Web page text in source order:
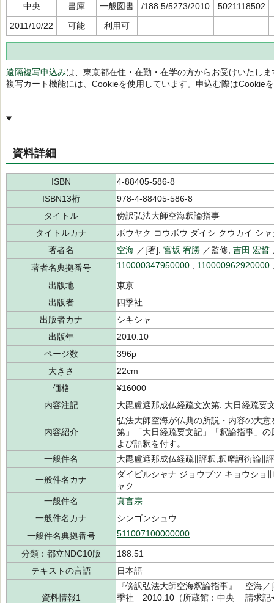
中央
書庫 一般図書 /188.5/5273/2010
5021118502
2011/10/22
可能 利用可
遠隔複写申込みは、東京都在住・在勤・在学の方からお受けいたしま
複写カート機能には、Cookieを使用しています。申込む際はCookie
資料詳細
ISBN
4-88405-586-8
ISBN13桁
978-4-88405-586-8
タイトル
傍訳弘法大師空海釈論指事
タイトルカナ
ボウヤク コウボウ ダイシ クウカイ シ
著者名
空海 ／[著], 宮坂 宥勝 ／監修, 吉田 宏晢
著者名典拠番号
110000347950000 110000962920000
出版地
東京
出版者
四季社
出版者カナ
シキシャ
出版年
2010.10
ページ数
396p
大きさ
22cm
価格
¥16000
内容注記
大毘盧遮那成仏経疏文次第. 大日経疏要
内容紹介
弘法大師空海が仏典の所説・内容の大
第」「大日経疏要文記」「釈論指事」
よび語釈を付す。
一般件名
大毘盧遮那成仏経疏∥評釈,釈摩訶衍論∥
一般件名カナ
ダイビルシャナ ジョウブツ キョウショ
ャク
一般件名
真言宗
一般件名カナ
シンゴンシュウ
一般件名典拠番号
511007100000000
分類：都立NDC10版
188.51
テキストの言語
日本語
資料情報1
『傍訳弘法大師空海釈論指事』 空海
季社 2010.10（所蔵館：中央 請求記